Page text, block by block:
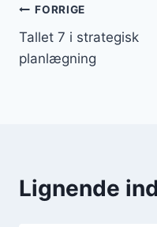
FORRIGE
Tallet 7 i strategisk
planlægning
Lignende